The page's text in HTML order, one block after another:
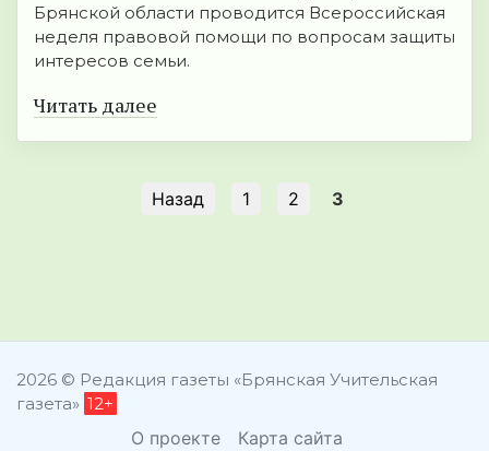
Брянской области проводится Всероссийская
неделя правовой помощи по вопросам защиты
интересов семьи.
Читать далее
Назад 1 2 3
2026 © Редакция газеты «Брянская Учительская
газета» 12+
О проекте Карта сайта